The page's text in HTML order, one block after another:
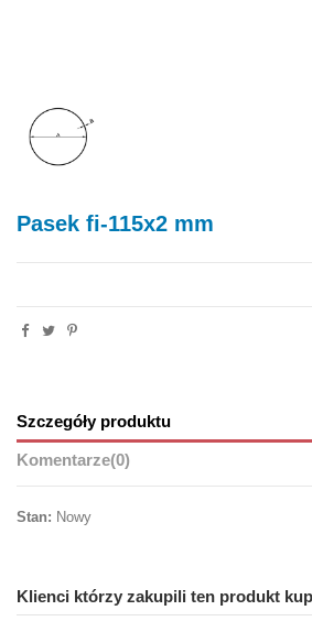
Pasek fi-115x2 mm
Szczegóły produktu
Komentarze(0)
Stan: Nowy
Klienci którzy zakupili ten produkt